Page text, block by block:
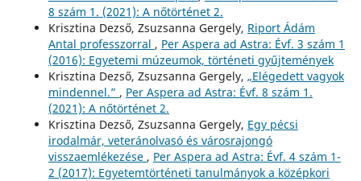
8 szám 1. (2021): A nőtörténet 2.
Krisztina Dezső, Zsuzsanna Gergely, Riport Ádám
Antal professzorral , Per Aspera ad Astra: Évf. 3 szám 1
(2016): Egyetemi múzeumok, történeti gyűjtemények
Krisztina Dezső, Zsuzsanna Gergely, „Elégedett vagyok
mindennel.” , Per Aspera ad Astra: Évf. 8 szám 1.
(2021): A nőtörténet 2.
Krisztina Dezső, Zsuzsanna Gergely, Egy pécsi
irodalmár, veteránolvasó és városrajongó
visszaemlékezése , Per Aspera ad Astra: Évf. 4 szám 1-
2 (2017): Egyetemtörténeti tanulmányok a középkori